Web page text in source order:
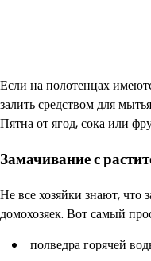
Если на полотенцах
залить средством для
Пятна от ягод, сока или
Замачивание с
Не все хозяйки знают, что
домохозяек. Вот самый
полведра горячей